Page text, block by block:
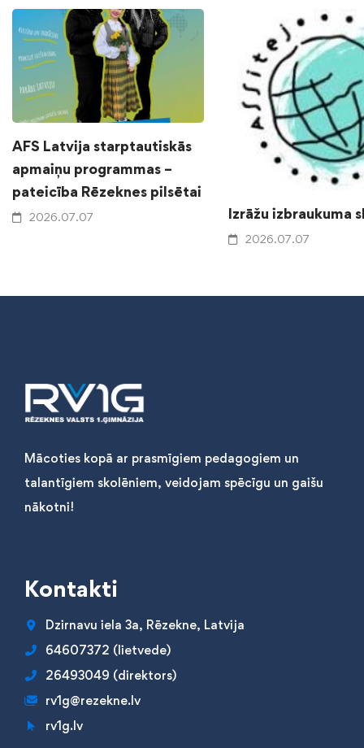
AFS Latvija starptautiskās
apmaiņu programmas –
pateicība Rēzeknes pilsētai
2026.07.07 Izrāžu izbraukuma
2026.07.07
Mācoties kopā ar prasmīgiem pedagogiem un
talantīgiem skolēniem, veidojam spēcīgu un gaišu
nākotni!
Kontakti
Dzirnavu iela 3a, Rēzekne, Latvija
64607372 (lietvede)
26493049 (direktors)
rv1g@rezekne.lv
rv1g.lv